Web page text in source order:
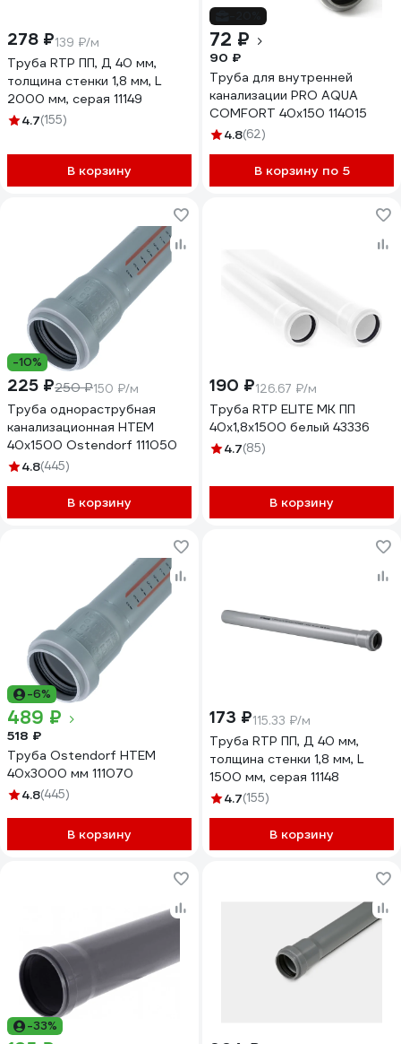
278 ₽139 ₽/м
Труба RTP ПП, Д 40 мм,
толщина стенки 1,8 мм, L
2000 мм, серая 11149
4.7(155)
В корзину
72 ₽
90 ₽
Труба для внутренней
канализации PRO AQUA
COMFORT 40x150 114015
4.8(62)
В корзину по 5
-10%
225 ₽250 ₽150 ₽/м
Труба однораструбная
канализационная HTEM
40х1500 Ostendorf 111050
4.8(445)
В корзину
190 ₽126.67 ₽/м
Труба RTP ELITE МК ПП
40x1,8х1500 белый 43336
4.7(85)
В корзину
-6%
489 ₽
518 ₽
Труба Ostendorf HTEM
40x3000 мм 111070
4.8(445)
В корзину
173 ₽115.33 ₽/м
Труба RTP ПП, Д 40 мм,
толщина стенки 1,8 мм, L
1500 мм, серая 11148
4.7(155)
В корзину
-33%